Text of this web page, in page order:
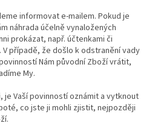
informovat e-mailem. Pokud je
náhrada účelně vynaložených
prokázat, např. účtenkami či
případě, že došlo k odstranění vady
Nám původní Zboží vrátit,
My.
je Vaší povinností oznámit a vytknout
co jste ji mohli zjistit, nejpozději